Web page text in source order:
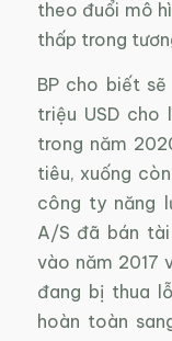
theo đuổi mô
thấp trong
BP cho biết
triệu USD cho
trong năm
tiêu, xuống
công ty năng
A/S đã bán
vào năm 2017
đang bị thua
hoàn toàn